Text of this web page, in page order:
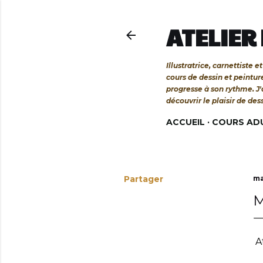
Illustratrice, carnettiste et
cours de dessin et
progresse à son rythme.
découvrir le plaisir de
ACCUEIL COURS
Partager